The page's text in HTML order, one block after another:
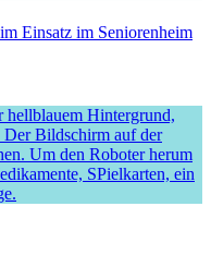
Einsatz im Seniorenheim